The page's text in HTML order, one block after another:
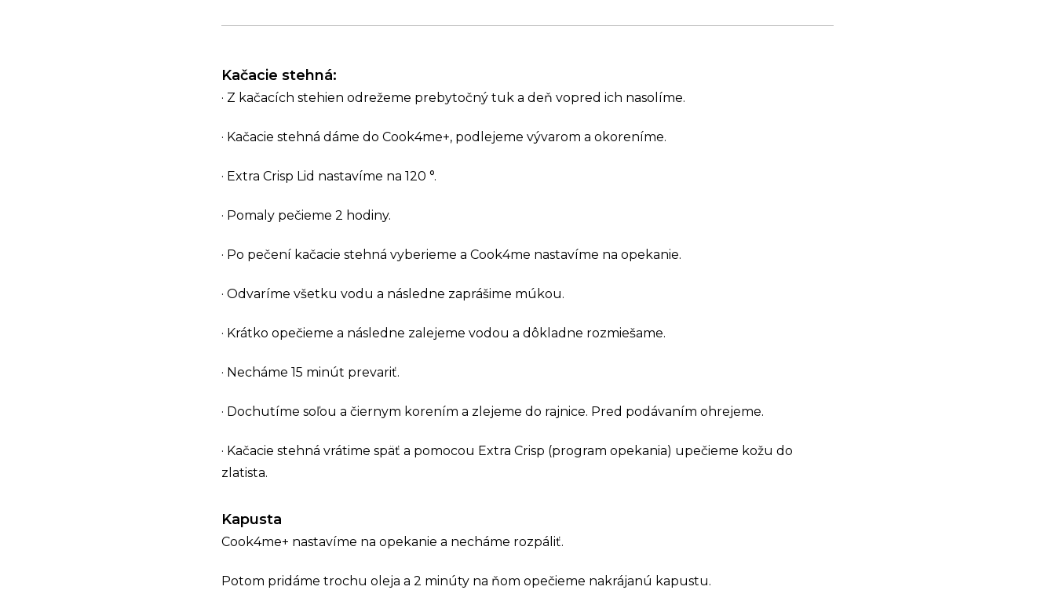
Kačacie stehná:
· Z kačacích stehien odrežeme prebytočný tuk a deň vopred ich nasolíme.
· Kačacie stehná dáme do Cook4me+, podlejeme vývarom a okoreníme.
· Extra Crisp Lid nastavíme na 120 °.
· Pomaly pečieme 2 hodiny.
· Po pečení kačacie stehná vyberieme a Cook4me nastavíme na opekanie.
· Odvaríme všetku vodu a následne zaprášime múkou.
· Krátko opečieme a následne zalejeme vodou a dôkladne rozmiešame.
· Necháme 15 minút prevariť.
· Dochutíme soľou a čiernym korením a zlejeme do rajnice. Pred podávaním ohrejeme.
· Kačacie stehná vrátime späť a pomocou Extra Crisp (program opekania) upečieme kožu do
zlatista.
Kapusta
Cook4me+ nastavíme na opekanie a necháme rozpáliť.
Potom pridáme trochu oleja a 2 minúty na ňom opečieme nakrájanú kapustu.